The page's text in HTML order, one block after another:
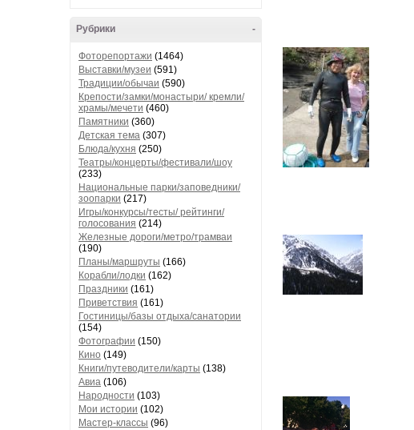
-
Рубрики
Фоторепортажи (1464)
Выставки/музеи (591)
Традиции/обычаи (590)
Крепости/замки/монастыри/ кремли/
храмы/мечети (460)
Памятники (360)
Детская тема (307)
Блюда/кухня (250)
Театры/концерты/фестивали/шоу
(233)
Национальные парки/заповедники/
зоопарки (217)
Игры/конкурсы/тесты/ рейтинги/
голосования (214)
Железные дороги/метро/трамваи
(190)
Планы/маршруты (166)
Корабли/лодки (162)
Праздники (161)
Приветствия (161)
Гостиницы/базы отдыха/санатории
(154)
Фотографии (150)
Кино (149)
Книги/путеводители/карты (138)
Авиа (106)
Народности (103)
Мои истории (102)
Мастер-классы (96)